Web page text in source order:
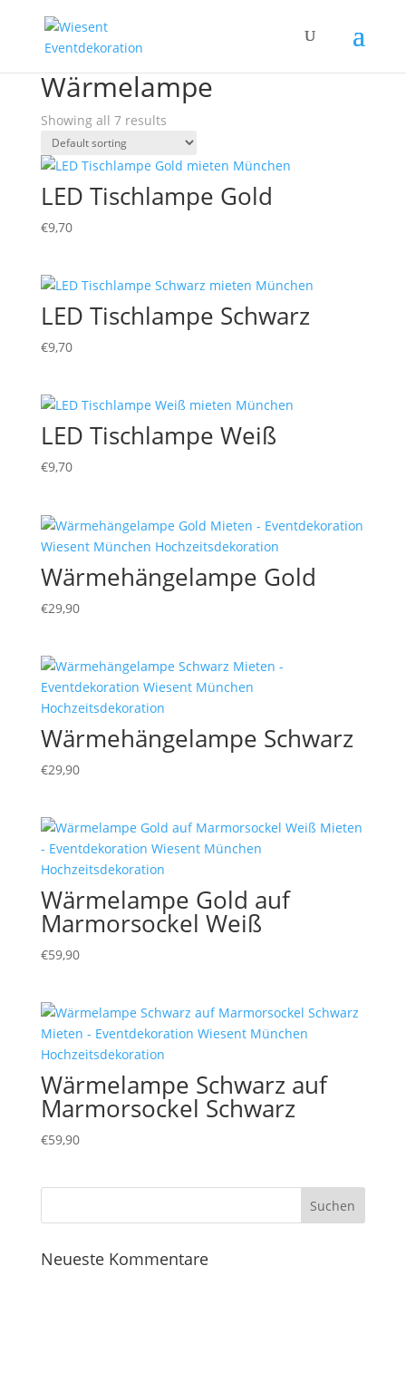
Wärmelampe
Showing all 7 results
LED Tischlampe Gold
€9,70
LED Tischlampe Schwarz
€9,70
LED Tischlampe Weiß
€9,70
Wärmehängelampe Gold
€29,90
Wärmehängelampe Schwarz
€29,90
Wärmelampe Gold auf
Marmorsockel Weiß
€59,90
Wärmelampe Schwarz auf
Marmorsockel Schwarz
€59,90
Neueste Kommentare